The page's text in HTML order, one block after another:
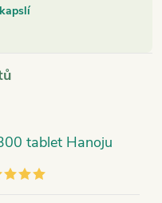
tablet Hanoju